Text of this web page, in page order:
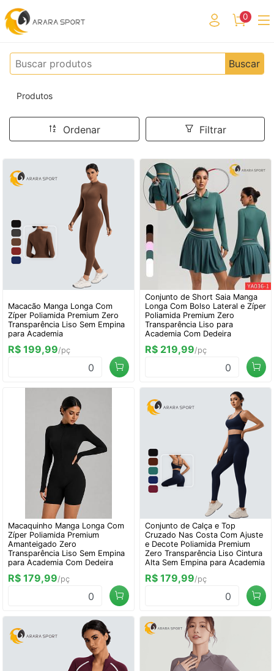
0
Buscar
Produtos
Ordenar Filtrar
Macacão Manga Longa Com
Zíper Poliamida Premium Zero
Transparência Liso Sem Empina
para Academia
R$ 199,99/pç
0
Conjunto de Short Saia Manga
Longa Com Bolso Lateral e Zíper
Poliamida Premium Zero
Transparência Liso para
Academia Com Dedeira
R$ 219,99/pç
0
Macaquinho Manga Longa Com
Zíper Poliamida Premium
Amanteigado Zero
Transparência Liso Sem Empina
para Academia Com Dedeira
R$ 179,99/pç
0
Conjunto de Calça e Top
Cruzado Nas Costa Com Ajuste
e Decote Poliamida Premium
Zero Transparência Liso Cintura
Alta Sem Empina para Academia
R$ 179,99/pç
0